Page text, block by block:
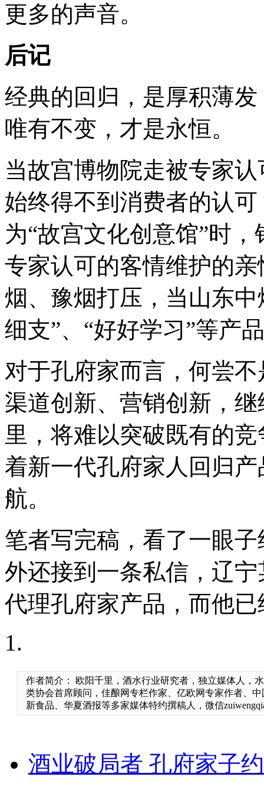
更多的声音。
后记
经典的回归，是厚积薄
唯有不变，才是永恒。
当故宫博物院走被专家
始终得不到消费者的认
为“故宫文化创意馆”时
专家认可的客情维护的
烟、豫烟打压，当山东
细支”、“好好学习”等产
对于孔府家而言，何尝
渠道创新、营销创新，
里，将难以突破既有的
着新一代孔府家人回归
航。
笔者写完稿，看了一眼
外还接到一条私信，辽
代理孔府家产品，而他
作者简介： 欧阳千里，酒水行业研究者，独立媒体人，
类协会首席顾问，佳酿网专栏作家、亿欧网专家作者、
新食品、华夏酒报等多家媒体特约撰稿人，微信
酒业破局者 孔府家子约